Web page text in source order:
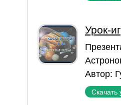
Урок-
Автор:
Скачать